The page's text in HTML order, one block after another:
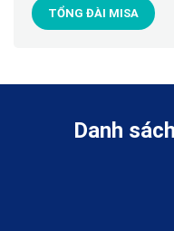
TỔNG ĐÀI MISA
Danh